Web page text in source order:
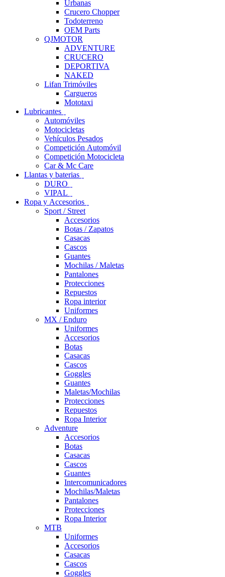
Urbanas
Crucero Chopper
Todoterreno
OEM Parts
QJMOTOR
ADVENTURE
CRUCERO
DEPORTIVA
NAKED
Lifan Trimóviles
Cargueros
Mototaxi
Lubricantes
Automóviles
Motocicletas
Vehículos Pesados
Competición Automóvil
Competición Motocicleta
Car & Mc Care
Llantas y baterias
DURO
VIPAL
Ropa y Accesorios
Sport / Street
Accesorios
Botas / Zapatos
Casacas
Cascos
Guantes
Mochilas / Maletas
Pantalones
Protecciones
Repuestos
Ropa interior
Uniformes
MX / Enduro
Uniformes
Accesorios
Botas
Casacas
Cascos
Goggles
Guantes
Maletas/Mochilas
Protecciones
Repuestos
Ropa Interior
Adventure
Accesorios
Botas
Casacas
Cascos
Guantes
Intercomunicadores
Mochilas/Maletas
Pantalones
Protecciones
Ropa Interior
MTB
Uniformes
Accesorios
Casacas
Cascos
Goggles